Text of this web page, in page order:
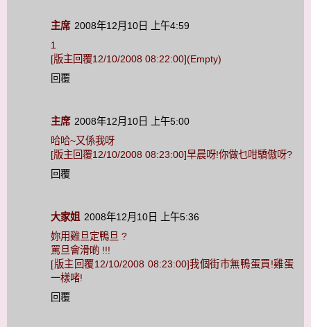
主席 2008年12月10日 上午4:59
1
[版主回覆12/10/2008 08:22:00](Empty)
回覆
主席 2008年12月10日 上午5:00
哈哈~又係我呀
[版主回覆12/10/2008 08:23:00]早晨呀!你做乜咁驕傲呀?
回覆
大家姐 2008年12月10日 上午5:36
妳用雞旦定鴨旦 ?
罵旦會滑啲 !!!
[版主回覆12/10/2008 08:23:00]我個街巿無鴨蛋買!雞蛋
一樣啫!
回覆